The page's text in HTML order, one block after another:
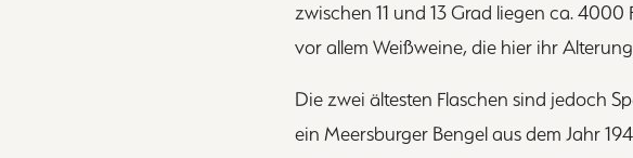
zwischen 11 und 13 Grad liegen ca. 4000
vor allem Weißweine, die hier ihr
Die zwei ältesten Flaschen sind jedoch
ein Meersburger Bengel aus dem Jahr